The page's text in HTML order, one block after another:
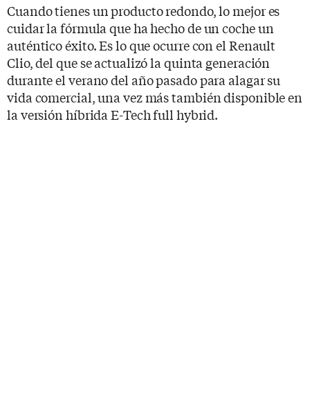
Cuando tienes un producto redondo, lo mejor es
cuidar la fórmula que ha hecho de un coche un
auténtico éxito. Es lo que ocurre con el Renault
Clio, del que se actualizó la quinta generación
durante el verano del año pasado para alagar su
vida comercial, una vez más también disponible en
la versión híbrida E-Tech full hybrid.